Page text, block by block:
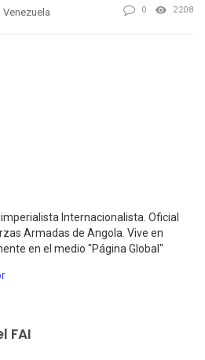
Venezuela 0 2208
Internacionalista. Oficial
Armadas de Angola. Vive en
en el medio "Página Global"
FAI